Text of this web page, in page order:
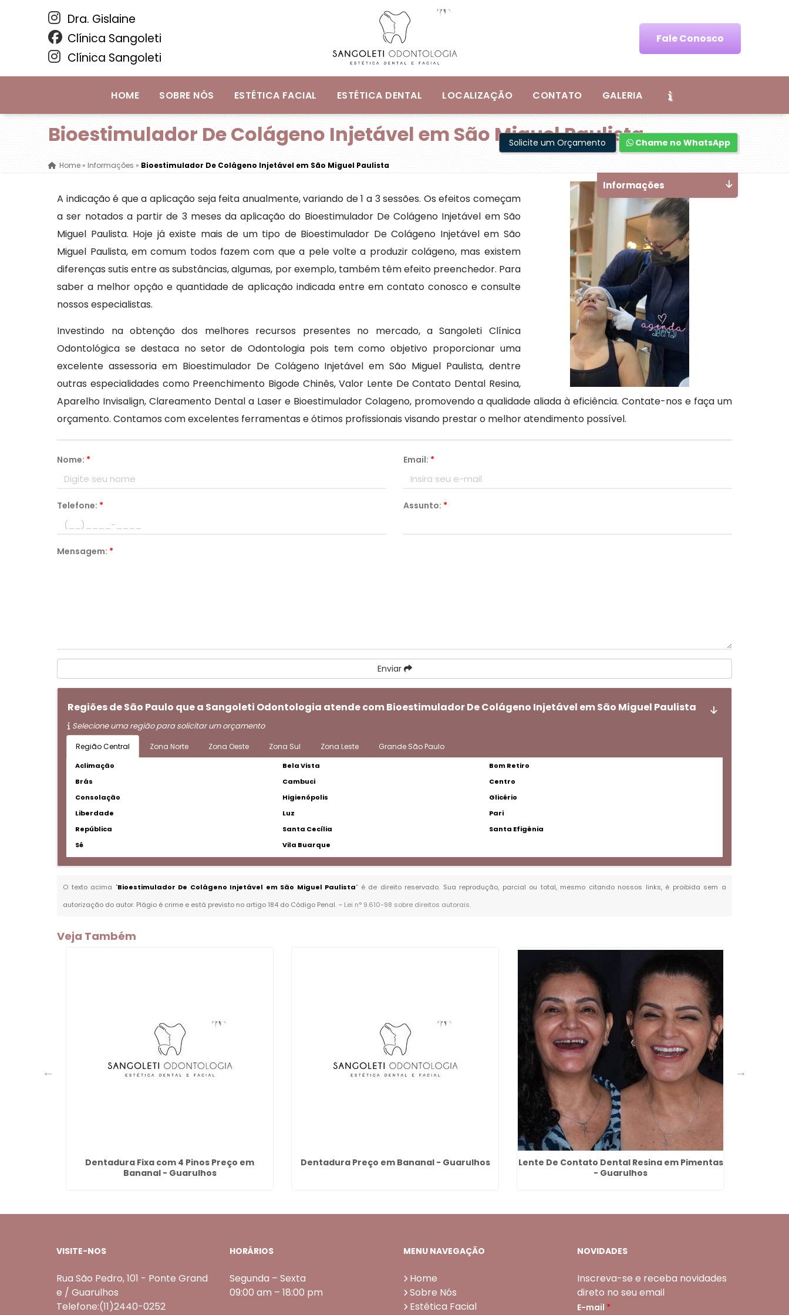
Dra. Gislaine
Clínica Sangoleti
Clínica Sangoleti
Fale Conosco
HOME SOBRE NÓS ESTÉTICA FACIAL ESTÉTICA DENTAL LOCALIZAÇÃO CONTATO GALERIA
Bioestimulador De Colágeno Injetável em São Miguel Paulista
Home»Informações » Bioestimulador De Colágeno Injetável em São Miguel Paulista
Solicite um Orçamento Chame no WhatsApp
A indicação é que a aplicação seja feita anualmente, variando de 1 a 3 sessões. Os efeitos começam
a ser notados a partir de 3 meses da aplicação do Bioestimulador De Colágeno Injetável em São
Miguel Paulista. Hoje já existe mais de um tipo de Bioestimulador De Colágeno Injetável em São
Miguel Paulista, em comum todos fazem com que a pele volte a produzir colágeno, mas existem
diferenças sutis entre as substâncias, algumas, por exemplo, também têm efeito preenchedor. Para
saber a melhor opção e quantidade de aplicação indicada entre em contato conosco e consulte
nossos especialistas.
Investindo na obtenção dos melhores recursos presentes no mercado, a Sangoleti Clínica
Odontológica se destaca no setor de Odontologia pois tem como objetivo proporcionar uma
excelente assessoria em Bioestimulador De Colágeno Injetável em São Miguel Paulista, dentre
outras especialidades como Preenchimento Bigode Chinês, Valor Lente De Contato Dental Resina,
Aparelho Invisalign, Clareamento Dental a Laser e Bioestimulador Colageno, promovendo a qualidade aliada à eficiência. Contate-nos e faça um
orçamento. Contamos com excelentes ferramentas e ótimos profissionais visando prestar o melhor atendimento possível.
Nome: * Email: *
Telefone: * Assunto: *
Mensagem: *
Enviar
Regiões de São Paulo que a Sangoleti Odontologia atende com Bioestimulador De Colágeno Injetável em São Miguel Paulista
Selecione uma região para solicitar um orçamento
Região Central Zona Norte Zona Oeste Zona Sul Zona Leste Grande São Paulo
Aclimação Bela Vista
Bom Retiro
Brás
Cambuci
Centro
Consolação
Higienópolis
Glicério
Liberdade
Luz
Pari
República
Santa Cecília
Santa Efigênia
Sé
Vila Buarque
O texto acima "Bioestimulador De Colágeno Injetável em São Miguel Paulista" é de direito reservado. Sua reprodução, parcial ou total, mesmo citando nossos links, é proibida sem a
autorização do autor. Plágio é crime e está previsto no artigo 184 do Código Penal. – Lei n° 9.610-98 sobre direitos autorais.
Informações
Veja Também
Dentadura Fixa com 4 Pinos Preço em
Bananal - Guarulhos
Dentadura Preço em Bananal - Guarulhos
Lente De Contato Dental Resina em Pimentas
- Guarulhos
VISITE-NOS
Rua São Pedro, 101 - Ponte Grand
e / Guarulhos
Telefone:(11)2440-0252
HORÁRIOS
Segunda – Sexta
09:00 am – 18:00 pm
MENU NAVEGAÇÃO
Home
Sobre Nós
Estética Facial
NOVIDADES
Inscreva-se e receba novidades
direto no seu email
E-mail *